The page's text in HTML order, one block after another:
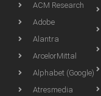
ACM Research
Adobe
Alantra
ArcelorMittal
Alphabet (Google)
Atresmedia